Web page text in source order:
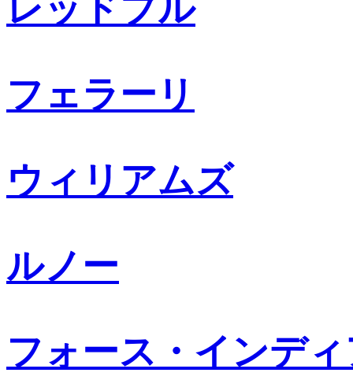
レッドブル
フェラーリ
ウィリアムズ
ルノー
フォース・インデ